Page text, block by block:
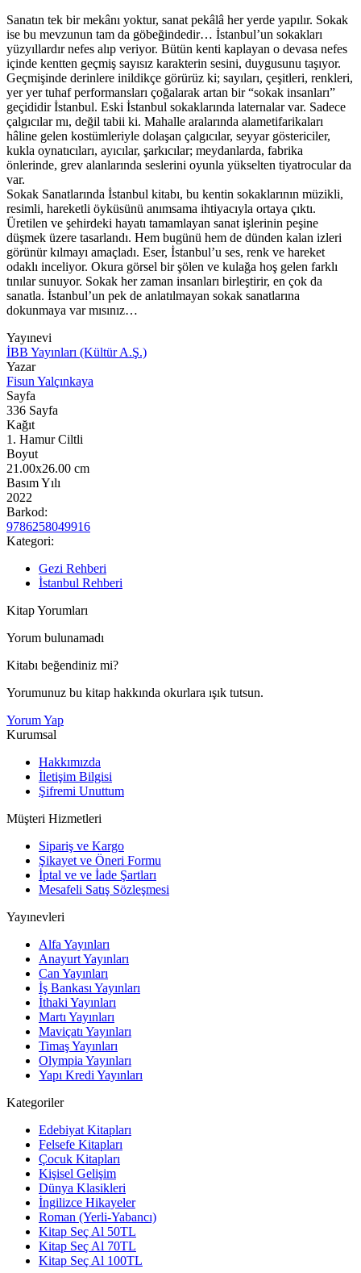
Sanatın tek bir mekânı yoktur, sanat pekâlâ her yerde yapılır. Sokak
ise bu mevzunun tam da göbeğindedir… İstanbul’un sokakları
yüzyıllardır nefes alıp veriyor. Bütün kenti kaplayan o devasa nefes
içinde kentten geçmiş sayısız karakterin sesini, duygusunu taşıyor.
Geçmişinde derinlere inildikçe görürüz ki; sayıları, çeşitleri, renkleri,
yer yer tuhaf performansları çoğalarak artan bir “sokak insanları”
geçididir İstanbul. Eski İstanbul sokaklarında laternalar var. Sadece
çalgıcılar mı, değil tabii ki. Mahalle aralarında alametifarikaları
hâline gelen kostümleriyle dolaşan çalgıcılar, seyyar göstericiler,
kukla oynatıcıları, ayıcılar, şarkıcılar; meydanlarda, fabrika
önlerinde, grev alanlarında seslerini oyunla yükselten tiyatrocular da
var.
Sokak Sanatlarında İstanbul kitabı, bu kentin sokaklarının müzikli,
resimli, hareketli öyküsünü anımsama ihtiyacıyla ortaya çıktı.
Üretilen ve şehirdeki hayatı tamamlayan sanat işlerinin peşine
düşmek üzere tasarlandı. Hem bugünü hem de dünden kalan izleri
görünür kılmayı amaçladı. Eser, İstanbul’u ses, renk ve hareket
odaklı inceliyor. Okura görsel bir şölen ve kulağa hoş gelen farklı
tınılar sunuyor. Sokak her zaman insanları birleştirir, en çok da
sanatla. İstanbul’un pek de anlatılmayan sokak sanatlarına
dokunmaya var mısınız…
Yayınevi
İBB Yayınları (Kültür A.Ş.)
Yazar
Fisun Yalçınkaya
Sayfa
336 Sayfa
Kağıt
1. Hamur Ciltli
Boyut
21.00x26.00 cm
Basım Yılı
2022
Barkod:
9786258049916
Kategori:
Gezi Rehberi
İstanbul Rehberi
Kitap Yorumları
Yorum bulunamadı
Kitabı beğendiniz mi?
Yorumunuz bu kitap hakkında okurlara ışık tutsun.
Yorum Yap
Kurumsal
Hakkımızda
İletişim Bilgisi
Şifremi Unuttum
Müşteri Hizmetleri
Sipariş ve Kargo
Şikayet ve Öneri Formu
İptal ve ve İade Şartları
Mesafeli Satış Sözleşmesi
Yayınevleri
Alfa Yayınları
Anayurt Yayınları
Can Yayınları
İş Bankası Yayınları
İthaki Yayınları
Martı Yayınları
Maviçatı Yayınları
Timaş Yayınları
Olympia Yayınları
Yapı Kredi Yayınları
Kategoriler
Edebiyat Kitapları
Felsefe Kitapları
Çocuk Kitapları
Kişisel Gelişim
Dünya Klasikleri
İngilizce Hikayeler
Roman (Yerli-Yabancı)
Kitap Seç Al 50TL
Kitap Seç Al 70TL
Kitap Seç Al 100TL